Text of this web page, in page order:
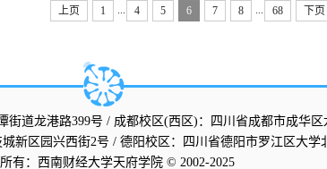
上页 1 4 5 6 7 8 68 下页
街道龙港路399号 / 成都校区(西区)：四川省成都市成华区
新区园兴西街2号 / 德阳校区：四川省德阳市罗江区大学
有：西南财经大学天府学院 © 2002-2025